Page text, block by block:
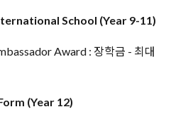
School (Year 9-11)
Award : 장학금 - 최대
(Year 12)